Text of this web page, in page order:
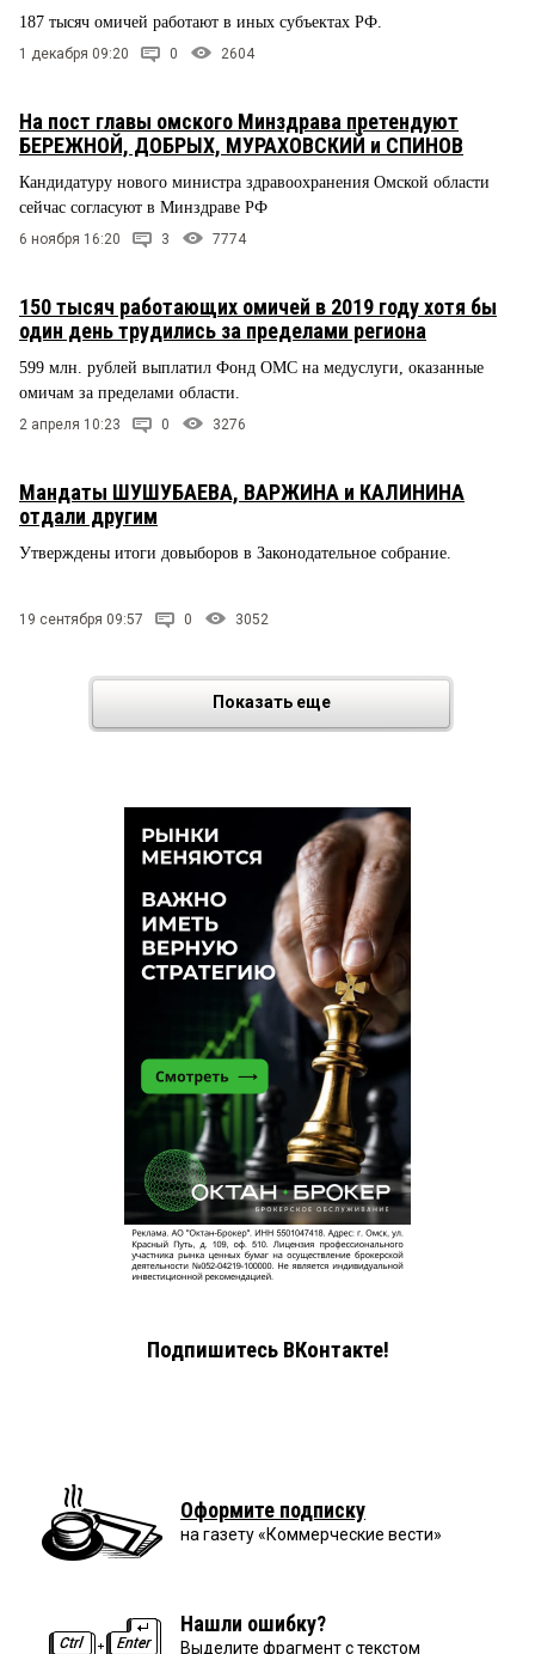
187 тысяч омичей работают в иных субъектах РФ.
1 декабря 09:20 0 2604
На пост главы омского Минздрава претендуют
БЕРЕЖНОЙ, ДОБРЫХ, МУРАХОВСКИЙ и СПИНОВ
Кандидатуру нового министра здравоохранения Омской области
сейчас согласуют в Минздраве РФ
6 ноября 16:20 3 7774
150 тысяч работающих омичей в 2019 году хотя бы
один день трудились за пределами региона
599 млн. рублей выплатил Фонд ОМС на медуслуги, оказанные
омичам за пределами области.
2 апреля 10:23 0 3276
Мандаты ШУШУБАЕВА, ВАРЖИНА и КАЛИНИНА
отдали другим
Утверждены итоги довыборов в Законодательное собрание.
19 сентября 09:57 0 3052
Показать еще
Подпишитесь ВКонтакте!
Оформите подписку
на газету «Коммерческие вести»
Нашли ошибку?
Выделите фрагмент с текстом